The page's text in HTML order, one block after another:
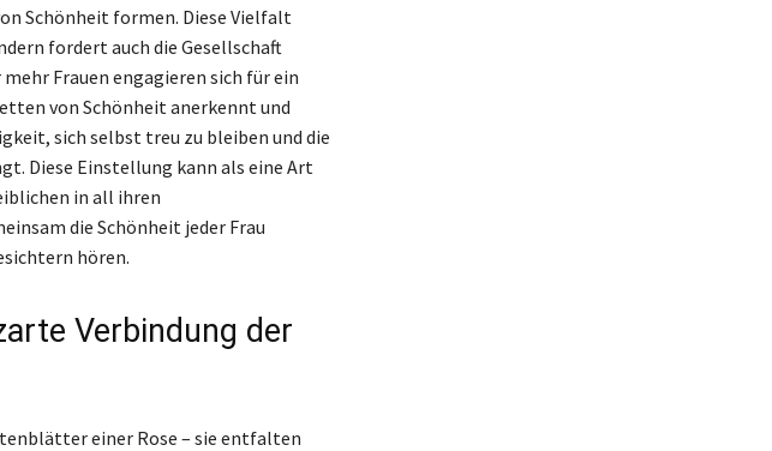
Schönheit formen. Diese Vielfalt
fordert auch die Gesellschaft
Frauen engagieren sich für ein
von Schönheit anerkennt und
sich selbst treu zu bleiben und die
Diese Einstellung kann als eine Art
in all ihren
die Schönheit jeder Frau
hören.
Verbindung der
einer Rose – sie entfalten